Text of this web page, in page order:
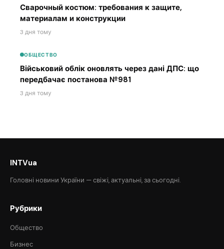
Сварочный костюм: требования к защите,
материалам и конструкции
3 дня тому
ОБЩЕСТВО
Військовий облік оновлять через дані ДПС: що
передбачає постанова №981
3 дня тому
INTVua
Головні новини України — свіжі, актуальні, за сьогодні.
Рубрики
Общество
Бизнес